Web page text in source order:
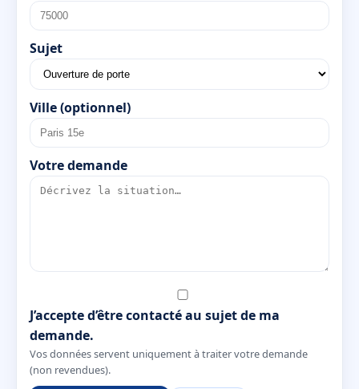
Sujet
Ville (optionnel)
Votre demande
J’accepte d’être contacté au sujet de ma
demande.
Vos données servent uniquement à traiter votre demande
(non revendues).